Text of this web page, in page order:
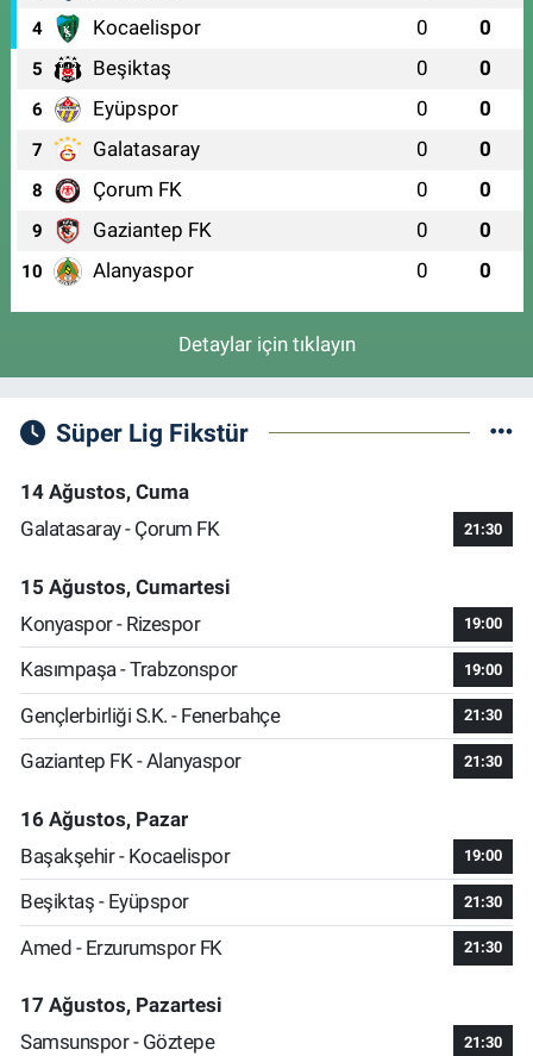
4 Kocaelispor 0 0
5 Beşiktaş 0 0
6 Eyüpspor 0 0
7 Galatasaray 0 0
8 Çorum FK 0 0
9 Gaziantep FK 0 0
10 Alanyaspor 0 0
Detaylar için tıklayın
Süper Lig Fikstür
14 Ağustos, Cuma
Galatasaray - Çorum FK
21:30
15 Ağustos, Cumartesi
Konyaspor - Rizespor
19:00
Kasımpaşa - Trabzonspor 19:00
Gençlerbirliği S.K. - Fenerbahçe 21:30
Gaziantep FK - Alanyaspor 21:30
16 Ağustos, Pazar
Başakşehir - Kocaelispor
19:00
Beşiktaş - Eyüpspor 21:30
Amed - Erzurumspor FK 21:30
17 Ağustos, Pazartesi
Samsunspor - Göztepe
21:30